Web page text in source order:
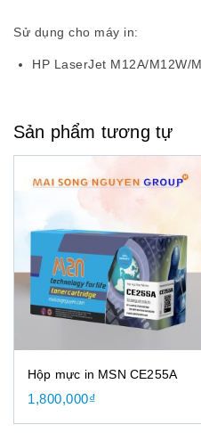
Sử dụng cho máy in:
HP LaserJet M12A/M12W/
Sản phẩm tương tự
Hộp mực in MSN CE255A
1,800,000₫